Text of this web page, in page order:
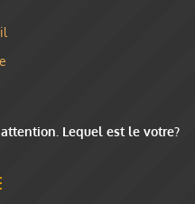
Lequel est le votre?